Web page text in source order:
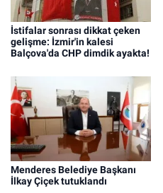
İstifalar sonrası dikkat çeken
gelişme: İzmir'in kalesi
Balçova'da CHP dimdik ayakta!
Menderes Belediye Başkanı
İlkay Çiçek tutuklandı